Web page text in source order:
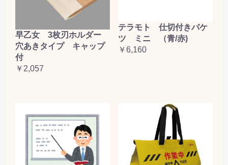
早乙女 3枚刃ホルダー
穴あきタイプ キャップ
付
￥2,057
テラモト 仕切付きバケ
ツ ミニ （青/赤)
￥6,160